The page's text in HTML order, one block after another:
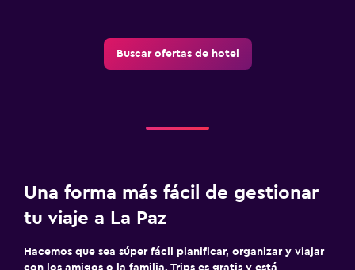
Buscar ofertas de hotel
Una forma más fácil de gestionar
tu viaje a La Paz
Hacemos que sea súper fácil planificar, organizar y viajar
con los amigos o la familia. Trips es gratis y está